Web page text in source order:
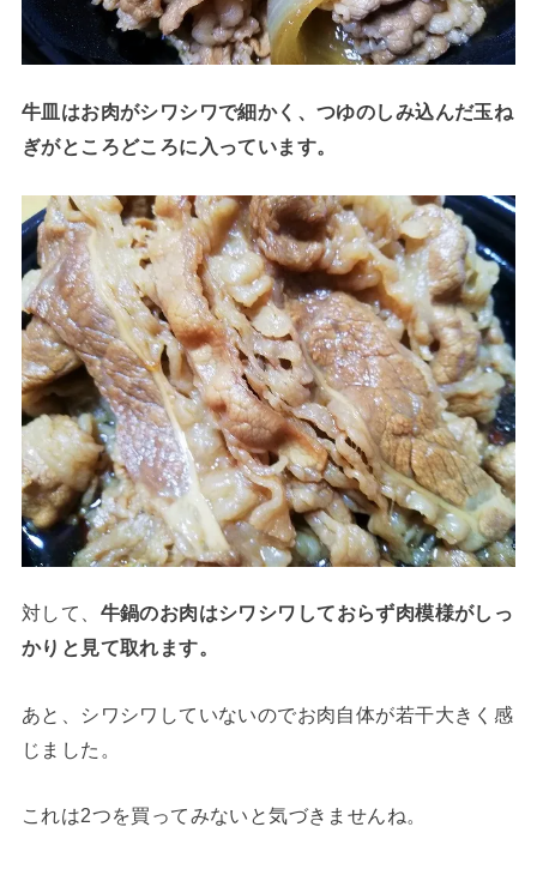
牛皿はお肉がシワシワで細かく、つゆのしみ込んだ玉ね
ぎがところどころに入っています。
対して、 牛鍋のお肉はシワシワしておらず肉模様がしっ
かりと見て取れます。
あと、シワシワしていないのでお肉自体が若干大きく感
じました。
これは2つを買ってみないと気づきませんね。